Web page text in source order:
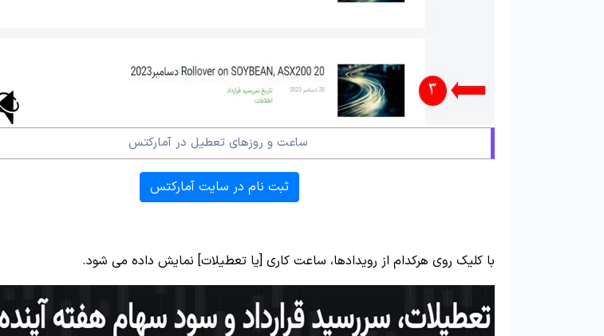
ساعت و روزهای تعطیل در آمارکتس
ثبت نام در سایت آمارکتس
با کلیک روی هرکدام از رویدادها، ساعت کاری [یا تعطیلات] نمایش داده می شود.